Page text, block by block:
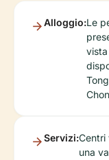
Alloggio:Le
Servizi:Centri
una